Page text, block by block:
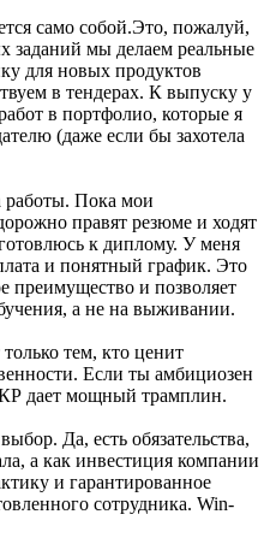
само собой.Это, пожалуй,
заданий мы делаем реальные
для новых продуктов
в тендерах. К выпуску у
в портфолио, которые я
(даже если бы захотела
работы. Пока мои
правят резюме и ходят
к диплому. У меня
и понятный график. Это
преимущество и позволяет
а не на выживании.
тем, кто ценит
Если ты амбициозен
КР дает мощный трамплин.
Да, есть обязательства,
а как инвестиция компании
и гарантированное
сотрудника. Win-